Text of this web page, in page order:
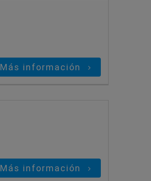
Más información
Más información